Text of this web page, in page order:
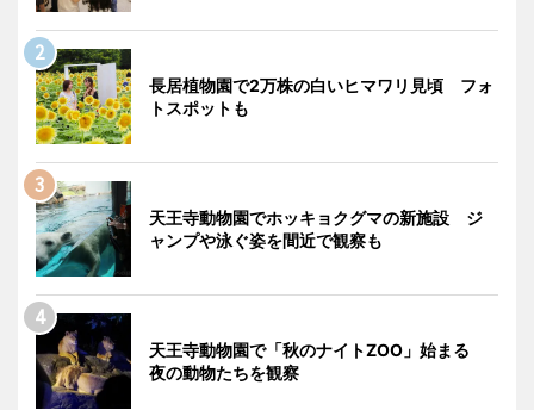
長居植物園で2万株の白いヒマワリ見頃 フォ
トスポットも
天王寺動物園でホッキョクグマの新施設 ジ
ャンプや泳ぐ姿を間近で観察も
天王寺動物園で「秋のナイトZOO」始まる
夜の動物たちを観察